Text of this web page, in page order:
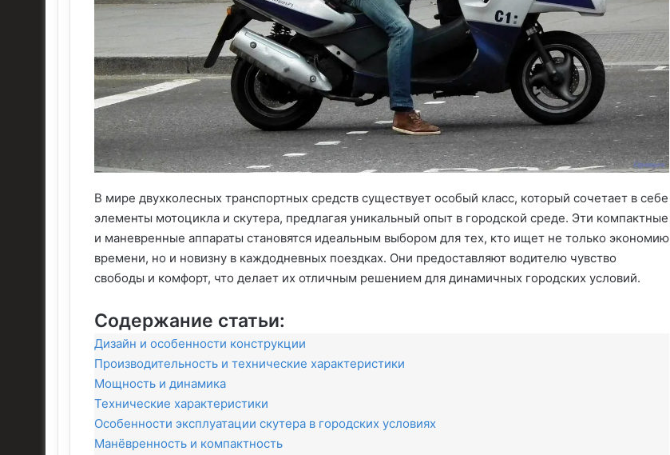
В мире двухколесных транспортных средств существует особый класс, который сочетает в себе
элементы мотоцикла и скутера, предлагая уникальный опыт в городской среде. Эти компактные
и маневренные аппараты становятся идеальным выбором для тех, кто ищет не только экономию
времени, но и новизну в каждодневных поездках. Они предоставляют водителю чувство
свободы и комфорт, что делает их отличным решением для динамичных городских условий.
Содержание статьи:
Дизайн и особенности конструкции
Производительность и технические характеристики
Мощность и динамика
Технические характеристики
Особенности эксплуатации скутера в городских условиях
Манёвренность и компактность